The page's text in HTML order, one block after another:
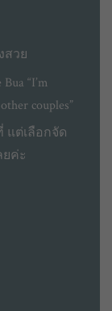
สวย
“I’m
couples”
แต่เลือกจัด
ค่ะ